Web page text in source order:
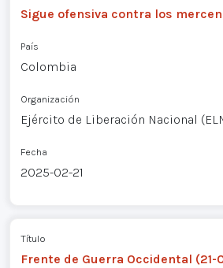
Sigue ofensiva contra los
País
Colombia
Organización
Ejército de Liberación Nacional
Fecha
2025-02-21
Título
Frente de Guerra Occidental (21-